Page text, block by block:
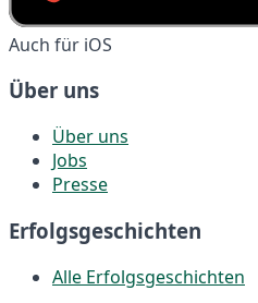
Auch für iOS
Über uns
Über uns
Jobs
Presse
Erfolgsgeschichten
Alle Erfolgsgeschichten